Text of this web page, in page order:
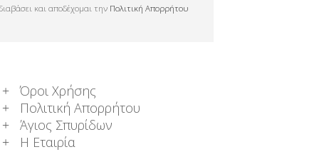
και αποδέχομαι την Πολιτική Απορρήτου
Όροι Χρήσης
Πολιτική Απορρήτου
Άγιος Σπυρίδων
Η Εταιρία